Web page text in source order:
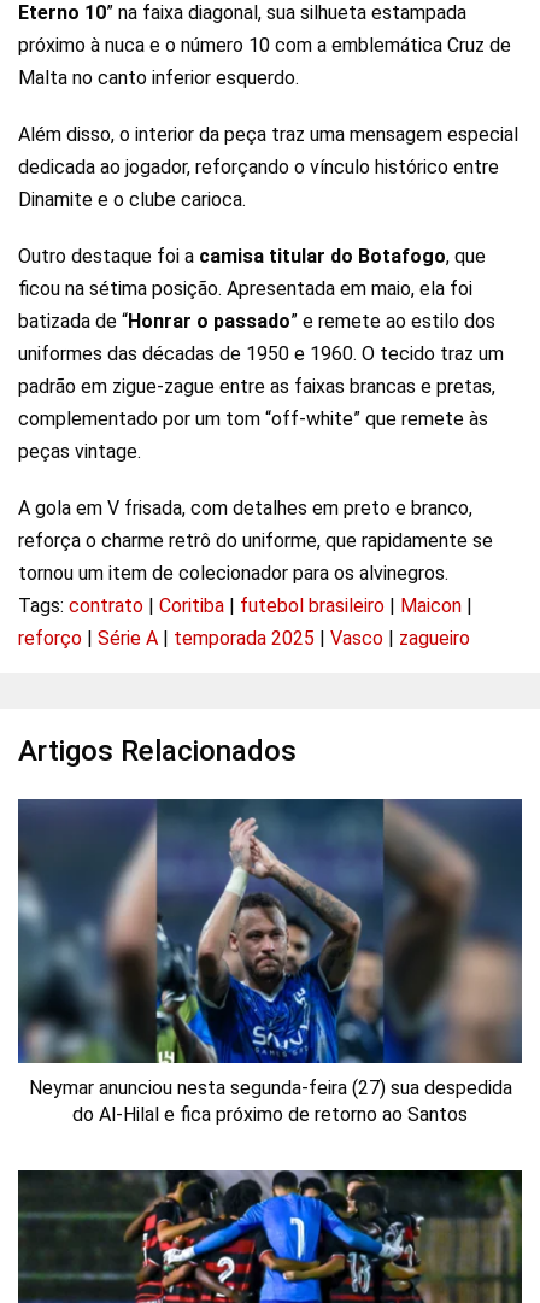
Eterno 10” na faixa diagonal, sua silhueta estampada
próximo à nuca e o número 10 com a emblemática Cruz de
Malta no canto inferior esquerdo.
Além disso, o interior da peça traz uma mensagem especial
dedicada ao jogador, reforçando o vínculo histórico entre
Dinamite e o clube carioca.
Outro destaque foi a camisa titular do Botafogo, que
ficou na sétima posição. Apresentada em maio, ela foi
batizada de “Honrar o passado” e remete ao estilo dos
uniformes das décadas de 1950 e 1960. O tecido traz um
padrão em zigue-zague entre as faixas brancas e pretas,
complementado por um tom “off-white” que remete às
peças vintage.
A gola em V frisada, com detalhes em preto e branco,
reforça o charme retrô do uniforme, que rapidamente se
tornou um item de colecionador para os alvinegros.
Tags: contrato Coritiba futebol brasileiro Maicon
reforço
Série A temporada 2025 Vasco zagueiro
Artigos Relacionados
Neymar anunciou nesta segunda-feira (27) sua despedida
do Al-Hilal e fica próximo de retorno ao Santos